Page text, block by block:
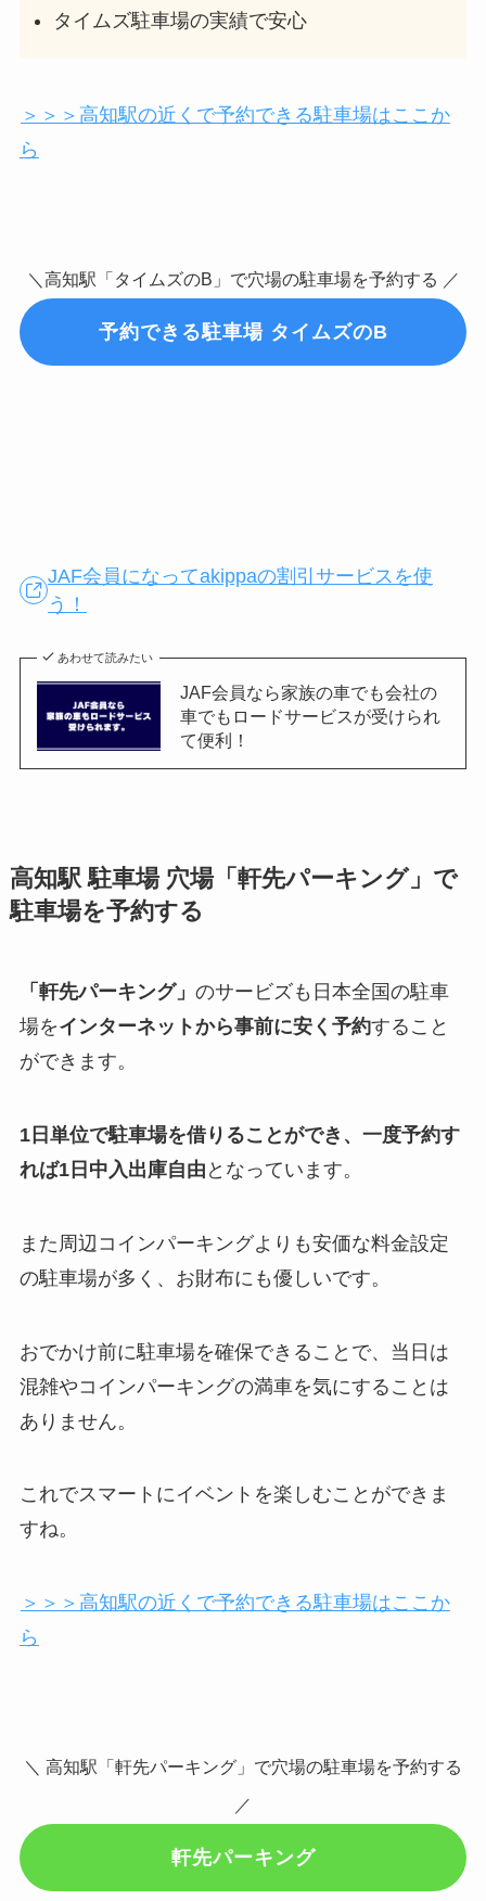
タイムズ駐車場の実績で安心
＞＞＞高知駅の近くで予約できる駐車場はここか
ら
＼高知駅「タイムズのB」で穴場の駐車場を予約する ／
予約できる駐車場 タイムズのB
JAF会員になってakippaの割引サービスを使
う！
あわせて読みたい
JAF会員なら家族の車でも会社の
車でもロードサービスが受けられ
て便利！
高知駅駐車場 穴場「軒先パーキング」で
駐車場を予約する
「軒先パーキング」 のサービズも日本全国の駐車
場をインターネットから事前に安く予約すること
ができます。
1日単位で駐車場を借りることができ、一度予約す
れば1日中入出庫自由 となっています。
また周辺コインパーキングよりも安価な料金設定
の駐車場が多く、お財布にも優しいです。
おでかけ前に駐車場を確保できることで、当日は
混雑やコインパーキングの満車を気にすることは
ありません。
これでスマートにイベントを楽しむことができま
すね。
＞＞＞高知駅の近くで予約できる駐車場はここか
ら
＼ 高知駅「軒先パーキング」で穴場の駐車場を予約する
／
軒先パーキング